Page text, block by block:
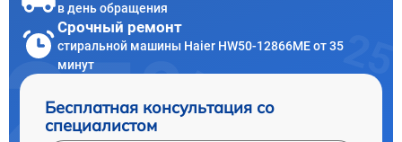
в день обращения
Срочный ремонт
стиральной машины Haier HW50-12866ME от 35
минут
Бесплатная консультация со
специалистом